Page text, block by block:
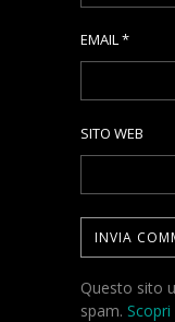
EMAIL*
SITO WEB
Questo sito
spam.